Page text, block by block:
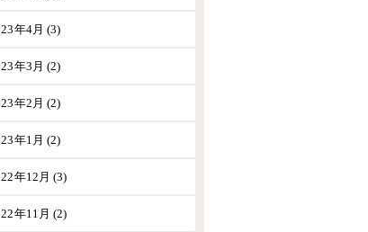
年4月 (3)
年3月 (2)
年2月 (2)
年1月 (2)
年12月 (3)
年11月 (2)